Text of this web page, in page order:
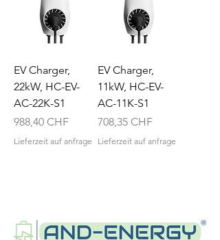
EV Charger,
22kW, HC-EV-
AC-22K-S1
Preis
988,40 CHF
Lieferzeit auf anfrage
EV Charger,
11kW, HC-EV-
AC-11K-S1
Preis
708,35 CHF
Lieferzeit auf anfrage